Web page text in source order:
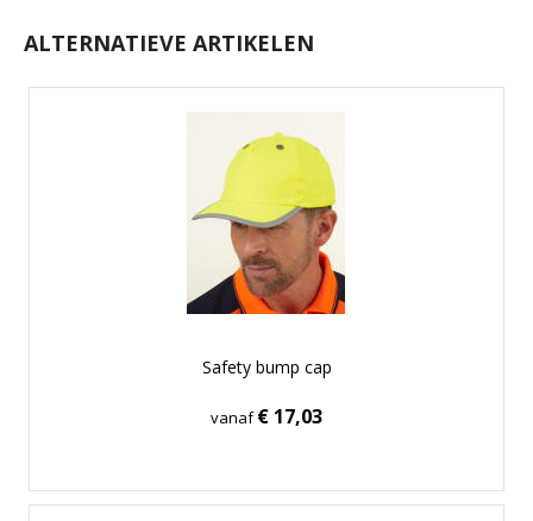
ALTERNATIEVE ARTIKELEN
Safety bump cap
vanaf€ 17,03